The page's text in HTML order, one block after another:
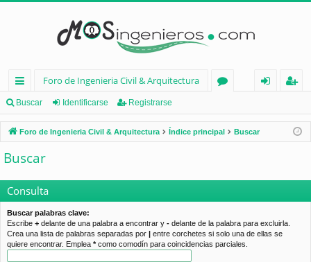
nl
ac
es
rá
pi
d
os
Foro de Ingenieria Civil & Arquitectura
os
nt
ifi
ist
ra
Buscar Identificarse Registrarse
Foro de Ingenieria Civil & Arquitectura Índice principal Buscar
Buscar
Consulta
Buscar palabras clave:
Escribe + delante de una palabra a encontrar y - delante de la palabra para excluirla.
Crea una lista de palabras separadas por | entre corchetes si solo una de ellas se
quiere encontrar. Emplea *como comodín para coincidencias parciales.